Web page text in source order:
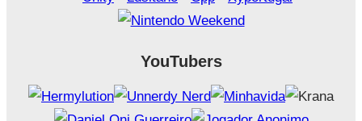
YouTubers